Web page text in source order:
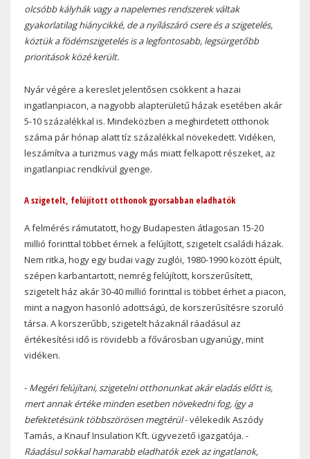
olcsóbb kályhák vagy a napelemes rendszerek váltak
gyakorlatilag hiánycikké, de a nyílászáró csere és a szigetelés,
köztük a födémszigetelés is a legfontosabb, legsürgetőbb
prioritások közé került.
Nyár végére a kereslet jelentősen csökkent a hazai
ingatlanpiacon, a nagyobb alapterületű házak esetében akár
5-10 százalékkal is. Mindeközben a meghirdetett otthonok
száma pár hónap alatt tíz százalékkal növekedett. Vidéken,
leszámítva a turizmus vagy más miatt felkapott részeket, az
ingatlanpiac rendkívül gyenge.
A szigetelt, felújított otthonok gyorsabban eladhatók
A felmérés rámutatott, hogy Budapesten átlagosan 15-20
millió forinttal többet érnek a felújított, szigetelt családi házak.
Nem ritka, hogy egy budai vagy zuglói, 1980-1990 között épült,
szépen karbantartott, nemrég felújított, korszerűsített,
szigetelt ház akár 30-40 millió forinttal is többet érhet a piacon,
mint a nagyon hasonló adottságú, de korszerűsítésre szoruló
társa. A korszerűbb, szigetelt házaknál ráadásul az
értékesítési idő is rövidebb a fővárosban ugyanúgy, mint
vidéken.
- Megéri felújítani, szigetelni otthonunkat akár eladás előtt is,
mert annak értéke minden esetben növekedni fog, így a
befektetésünk többszörösen megtérül- vélekedik Aszódy
Tamás, a Knauf Insulation Kft. ügyvezető igazgatója. -
Ráadásul sokkal hamarabb eladhatók ezek az ingatlanok,